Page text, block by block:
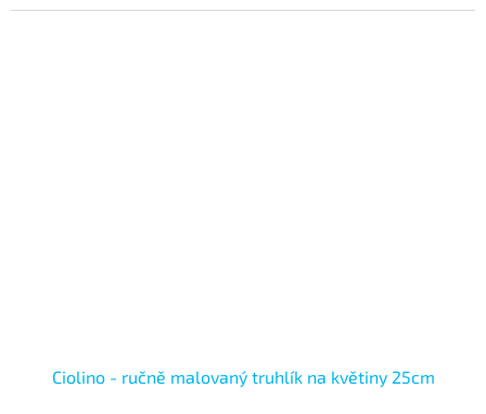
Ciolino - ručně malovaný truhlík na květiny 25cm